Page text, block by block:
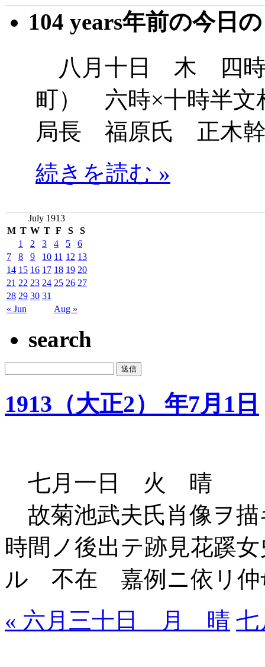
104 years年前の今日
八月十日 木 四時
町） 六時×十時半文
局長 福原氏 正木
続きを読む »
July 1913
M T W T F S S
« Jun Aug »
1 2 3 4 5
6
7
8 9 10 11 12 13
14 15 16 17 18 19 20
21 22 23 24 25 26 27
28 29 30 31
search
1913（大正2） 年7月1日
七月一日 火 晴
故菊池武夫氏肖像ヲ
時間ノ後出テ跡見花蹊
ル 不在 嘉例ニ依リ仲
« 六月三十日 月 晴